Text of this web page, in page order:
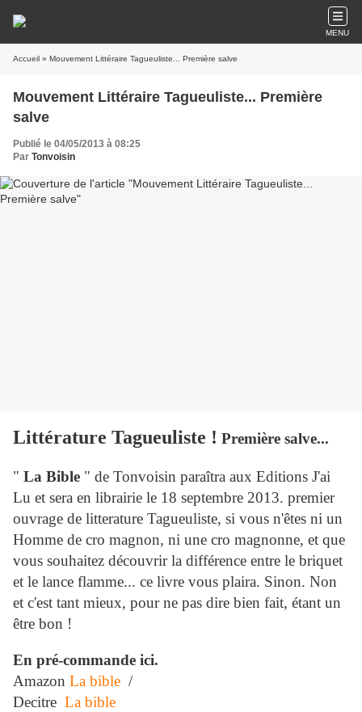
MENU
Accueil » Mouvement Littéraire Tagueuliste... Première salve
Mouvement Littéraire Tagueuliste... Première
salve
Publié le 04/05/2013 à 08:25
Par Tonvoisin
Littérature Tagueuliste ! Première salve...
" La Bible " de Tonvoisin paraîtra aux Editions J'ai
Lu et sera en librairie le 18 septembre 2013. premier
ouvrage de litterature Tagueuliste, si vous n'êtes ni un
Homme de cro magnon, ni une cro magnonne, et que
vous souhaitez découvrir la différence entre le briquet
et le lance flamme... ce livre vous plaira. Sinon. Non
et c'est tant mieux, pour ne pas dire bien fait, étant un
être bon !
En pré-commande ici.
Amazon La bible /
Decitre La bible